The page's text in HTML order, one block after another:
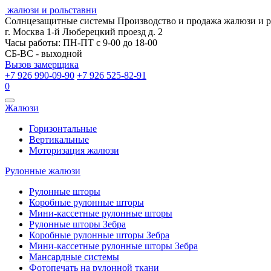
жалюзи и рольставни
Солнцезащитные системы Производство и продажа жалюзи и
г. Москва 1-й Люберецкий проезд д. 2
Часы работы: ПН-ПТ с 9-00 до 18-00
СБ-ВС - выходной
Вызов замерщика
+7 926 990-09-90 +7 926 525-82-91
0
Открыть
навигацию
Жалюзи
Горизонтальные
Вертикальные
Моторизация жалюзи
Рулонные жалюзи
Рулонные шторы
Коробные рулонные шторы
Мини-кассетные рулонные шторы
Рулонные шторы Зебра
Коробные рулонные шторы Зебра
Мини-кассетные рулонные шторы Зебра
Мансардные системы
Фотопечать на рулонной ткани